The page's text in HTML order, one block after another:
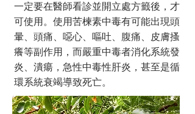
一定要在醫師看診並開立處方籤後，才
可使用。使用苦楝素中毒有可能出現頭
暈、頭痛、噁心、嘔吐、腹痛、皮膚搔
癢等副作用，而嚴重中毒者消化系統發
炎、潰瘍，急性中毒性肝炎，甚至是循
環系統衰竭導致死亡。